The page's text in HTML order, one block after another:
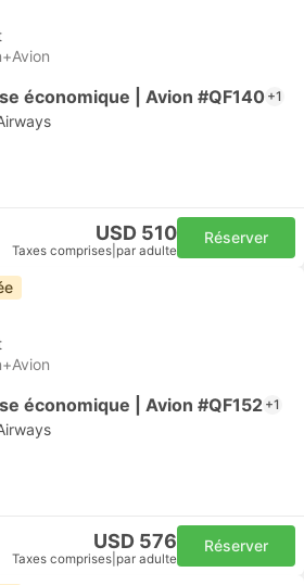
économique | Avion #QF140 +1
USD 510
Taxes comprises par adulte
Réserver
économique | Avion #QF152 +1
USD 576
Taxes comprises par adulte
Réserver